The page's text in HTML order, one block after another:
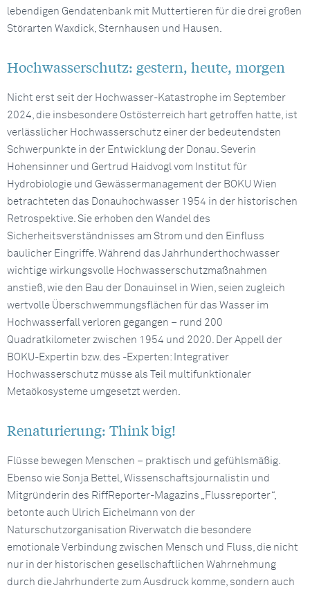
lebendigen Gendatenbank mit Muttertieren für die drei großen
Störarten Waxdick, Sternhausen und Hausen.
Hochwasserschutz: gestern, heute, morgen
Nicht erst seit der Hochwasser-Katastrophe im September
2024, die insbesondere Ostösterreich hart getroffen hatte, ist
verlässlicher Hochwasserschutz einer der bedeutendsten
Schwerpunkte in der Entwicklung der Donau. Severin
Hohensinner und Gertrud Haidvogl vom Institut für
Hydrobiologie und Gewässermanagement der BOKU Wien
betrachteten das Donauhochwasser 1954 in der historischen
Retrospektive. Sie erhoben den Wandel des
Sicherheitsverständnisses am Strom und den Einfluss
baulicher Eingriffe. Während das Jahrhunderthochwasser
wichtige wirkungsvolle Hochwasserschutzmaßnahmen
anstieß, wie den Bau der Donauinsel in Wien, seien zugleich
wertvolle Überschwemmungsflächen für das Wasser im
Hochwasserfall verloren gegangen – rund 200
Quadratkilometer zwischen 1954 und 2020. Der Appell der
BOKU-Expertin bzw. des -Experten: Integrativer
Hochwasserschutz müsse als Teil multifunktionaler
Metaökosysteme umgesetzt werden.
Renaturierung: Think big!
Flüsse bewegen Menschen – praktisch und gefühlsmäßig.
Ebenso wie Sonja Bettel, Wissenschaftsjournalistin und
Mitgründerin des RiffReporter-Magazins „Flussreporter“,
betonte auch Ulrich Eichelmann von der
Naturschutzorganisation Riverwatch die besondere
emotionale Verbindung zwischen Mensch und Fluss, die nicht
nur in der historischen gesellschaftlichen Wahrnehmung
durch die Jahrhunderte zum Ausdruck komme, sondern auch